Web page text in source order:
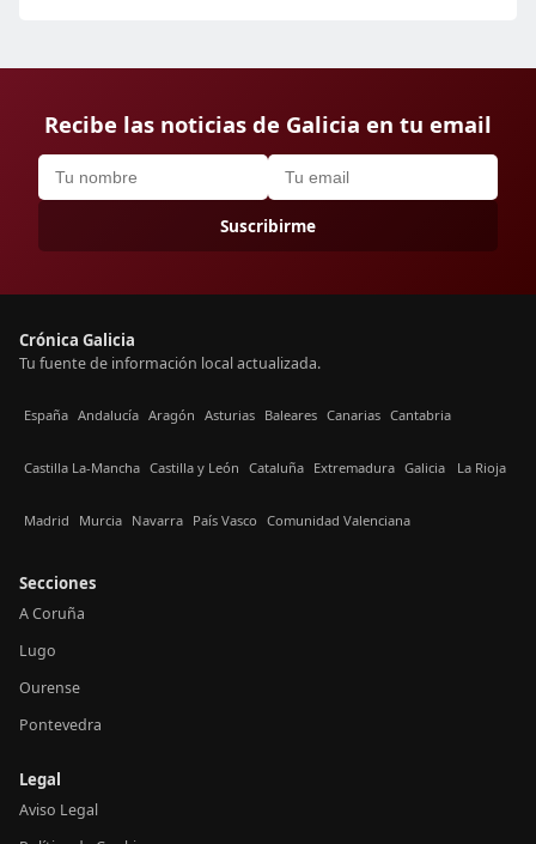
Recibe las noticias de Galicia en tu email
Suscribirme
Crónica Galicia
Tu fuente de información local actualizada.
España Andalucía Aragón Asturias Baleares Canarias Cantabria
Castilla La-Mancha Castilla y León Cataluña Extremadura Galicia La Rioja
Madrid Murcia Navarra País Vasco Comunidad Valenciana
Secciones
A Coruña
Lugo
Ourense
Pontevedra
Legal
Aviso Legal